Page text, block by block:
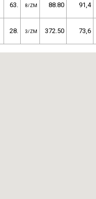
63. 8/ZM 88.80 91,4
28. 3/ZM 372.50 73,6